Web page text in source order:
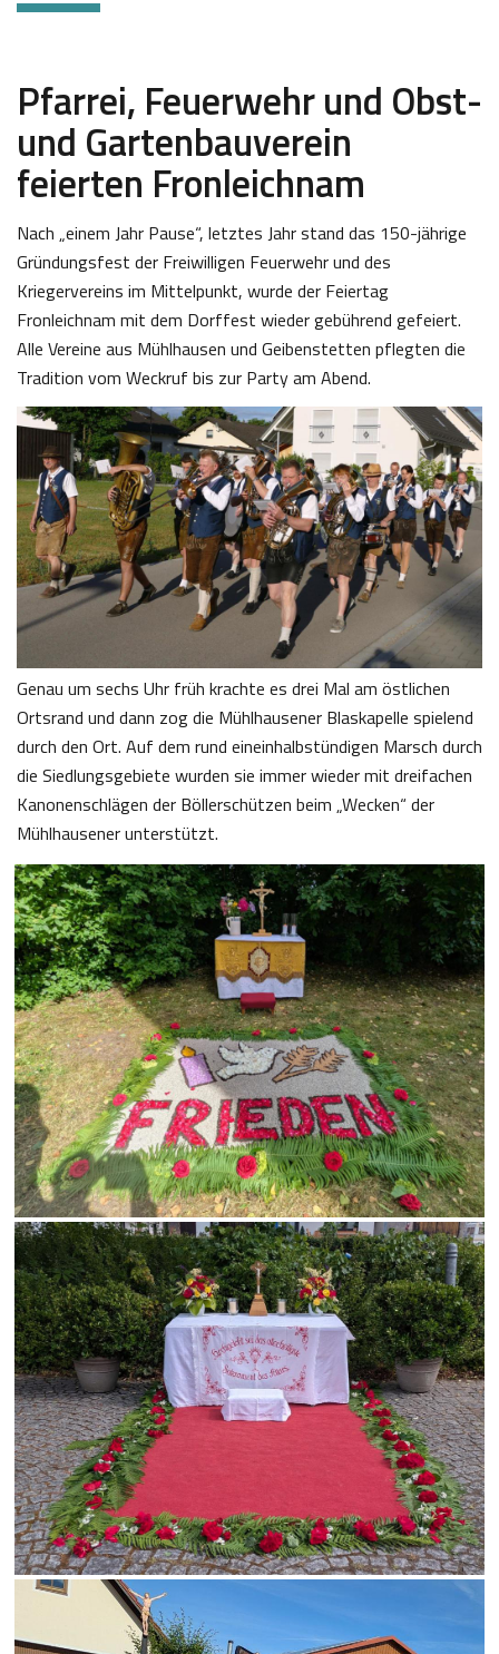
Pfarrei, Feuerwehr und Obst-
und Gartenbauverein
feierten Fronleichnam
Nach „einem Jahr Pause“, letztes Jahr stand das 150-jährige
Gründungsfest der Freiwilligen Feuerwehr und des
Kriegervereins im Mittelpunkt, wurde der Feiertag
Fronleichnam mit dem Dorffest wieder gebührend gefeiert.
Alle Vereine aus Mühlhausen und Geibenstetten pflegten die
Tradition vom Weckruf bis zur Party am Abend.
Genau um sechs Uhr früh krachte es drei Mal am östlichen
Ortsrand und dann zog die Mühlhausener Blaskapelle spielend
durch den Ort. Auf dem rund eineinhalbstündigen Marsch durch
die Siedlungsgebiete wurden sie immer wieder mit dreifachen
Kanonenschlägen der Böllerschützen beim „Wecken“ der
Mühlhausener unterstützt.